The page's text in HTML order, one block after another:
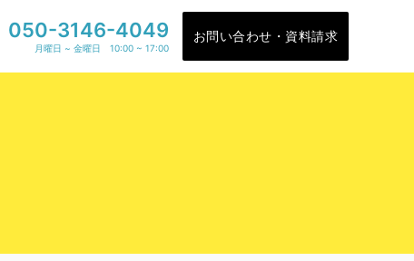
050-3146-4049
月曜日 ~ 金曜日 10:00 ~ 17:00
お問い合わせ・資料請求